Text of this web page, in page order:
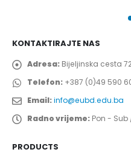
KONTAKTIRAJTE NAS
Adresa: Bijeljinska cesta
Telefon: +387 (0)49 590
Email:info@eubd.edu.ba
Radno vrijeme: Pon - Sub
PRODUCTS